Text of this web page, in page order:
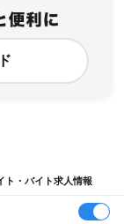
ト・バイト求人情報